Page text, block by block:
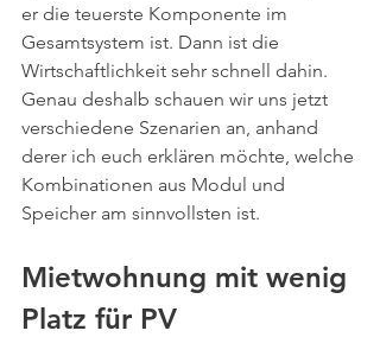
er die teuerste Komponente im
Gesamtsystem ist. Dann ist die
Wirtschaftlichkeit sehr schnell dahin.
Genau deshalb schauen wir uns jetzt
verschiedene Szenarien an, anhand
derer ich euch erklären möchte, welche
Kombinationen aus Modul und
Speicher am sinnvollsten ist.
Mietwohnung mit wenig
Platz für PV